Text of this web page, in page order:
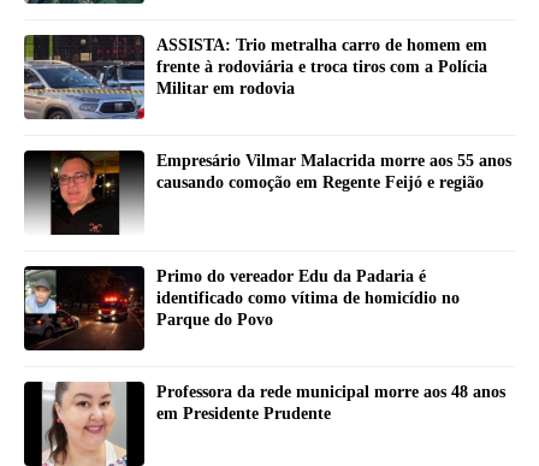
ASSISTA: Trio metralha carro de homem em
frente à rodoviária e troca tiros com a Polícia
Militar em rodovia
Empresário Vilmar Malacrida morre aos 55 anos
causando comoção em Regente Feijó e região
Primo do vereador Edu da Padaria é
identificado como vítima de homicídio no
Parque do Povo
Professora da rede municipal morre aos 48 anos
em Presidente Prudente